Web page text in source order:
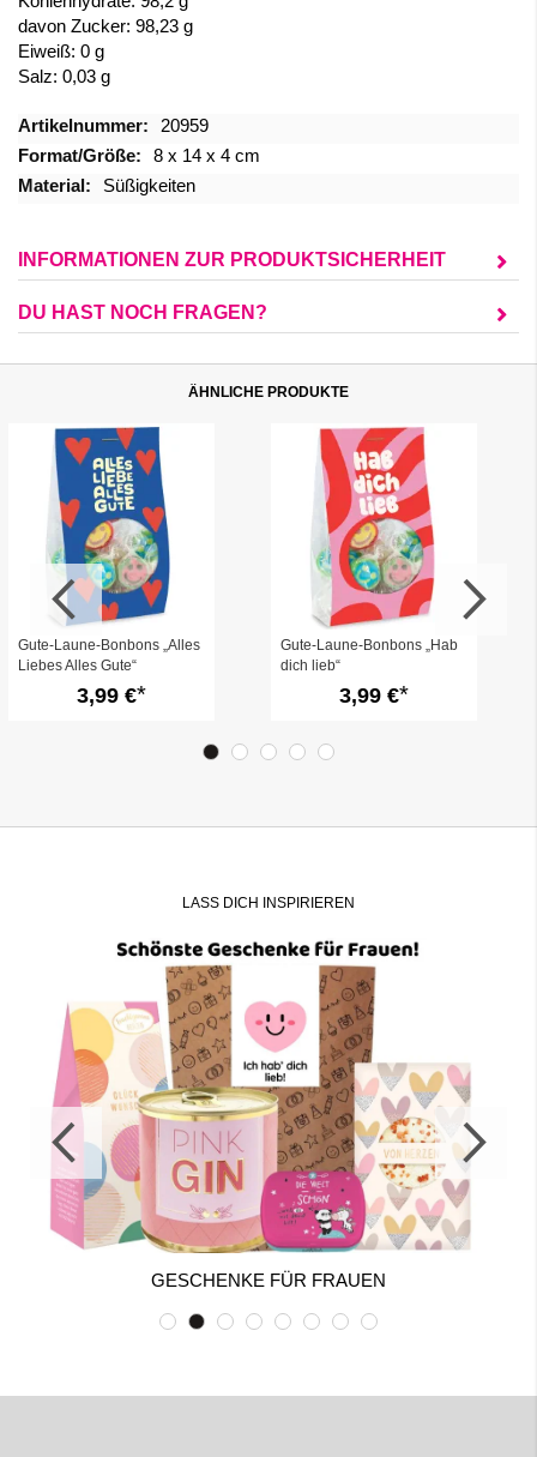
davon Zucker: 98,23 g
Eiweiß: 0 g
Salz: 0,03 g
Mehr
Informationen
20959
8 x 14 x 4 cm
Süßigkeiten
INFORMATIONEN ZUR PRODUKTSICHERHEIT
DU HAST NOCH FRAGEN?
ÄHNLICHE PRODUKTE
Gute-Laune-Bonbons „Alles
Liebes Alles Gute“
3,99 €
Gute-Laune-Bonbons „Hab
dich lieb“
3,99 €
LASS DICH INSPIRIEREN
GESCHENKE FÜR FRAUEN